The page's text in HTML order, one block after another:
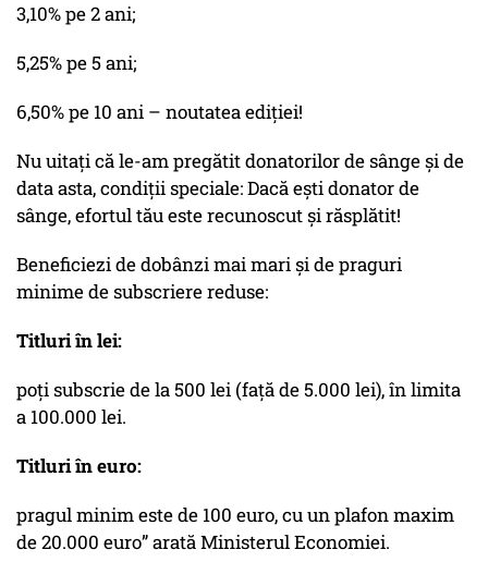
3,10% pe 2 ani;
5,25% pe 5 ani;
6,50% pe 10 ani – noutatea ediției!
Nu uitați că le-am pregătit donatorilor de sânge și de
data asta, condiții speciale: Dacă ești donator de
sânge, efortul tău este recunoscut și răsplătit!
Beneficiezi de dobânzi mai mari și de praguri
minime de subscriere reduse:
Titluri în lei:
poți subscrie de la 500 lei (față de 5.000 lei), în limita
a 100.000 lei.
Titluri în euro:
pragul minim este de 100 euro, cu un plafon maxim
de 20.000 euro” arată Ministerul Economiei.